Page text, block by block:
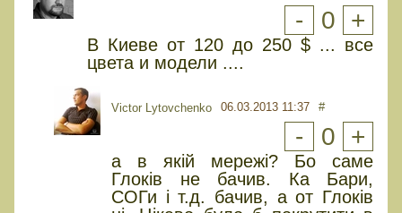
- 0 +
В Киеве от 120 до 250 $ ... все
цвета и модели ....
Victor Lytovchenko 06.03.2013 11:37 #
- 0 +
а в якій мережі? Бо саме
Глоків не бачив. Ка Бари,
СОГи і т.д. бачив, а от Глоків